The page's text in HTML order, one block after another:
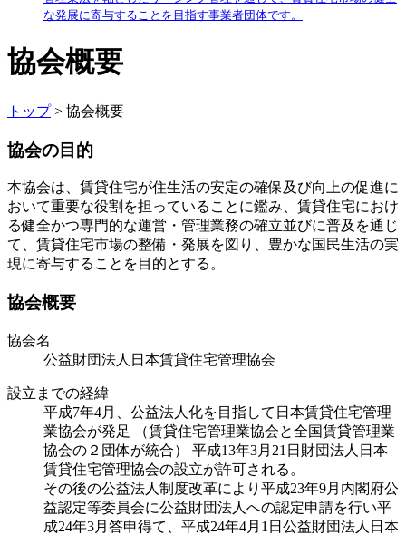
な発展に寄与することを目指す事業者団体です。
協会概要
トップ> 協会概要
協会の目的
本協会は、賃貸住宅が住生活の安定の確保及び向上の促進に
おいて重要な役割を担っていることに鑑み、賃貸住宅におけ
る健全かつ専門的な運営・管理業務の確立並びに普及を通じ
て、賃貸住宅市場の整備・発展を図り、豊かな国民生活の実
現に寄与することを目的とする。
協会概要
協会名
公益財団法人日本賃貸住宅管理協会
設立までの経緯
平成7年4月、公益法人化を目指して日本賃貸住宅管理
業協会が発足 （賃貸住宅管理業協会と全国賃貸管理業
協会の２団体が統合） 平成13年3月21日財団法人日本
賃貸住宅管理協会の設立が許可される。
その後の公益法人制度改革により平成23年9月内閣府公
益認定等委員会に公益財団法人への認定申請を行い平
成24年3月答申得て、平成24年4月1日公益財団法人日本